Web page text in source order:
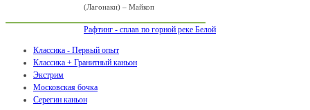
(Лагонаки) – Майкоп
Рафтинг - сплав по горной реке Белой
Классика - Первый опыт
Классика + Гранитный каньон
Экстрим
Московская бочка
Серегин каньон